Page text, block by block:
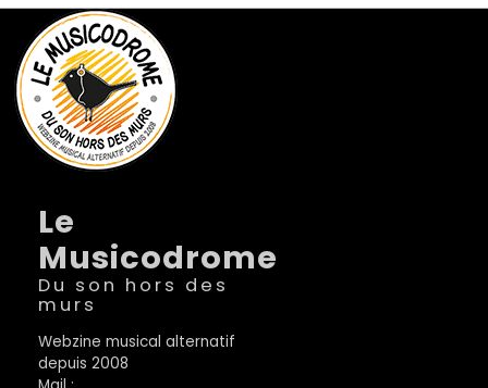
Le
Musicodrome
Du son hors des
murs
Webzine musical alternatif
depuis 2008